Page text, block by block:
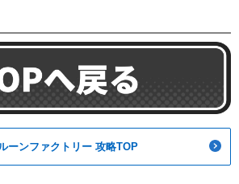
ーンファクトリー 攻略TOP